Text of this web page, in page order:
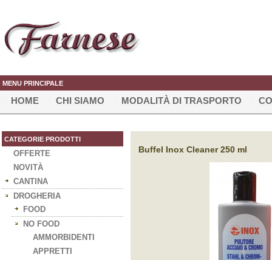
MENU PRINCIPALE
HOME CHI SIAMO MODALITÀ DI TRASPORTO
CATEGORIE PRODOTTI
OFFERTE
NOVITÀ
CANTINA
DROGHERIA
FOOD
NO FOOD
AMMORBIDENTI
APPRETTI
Buffel Inox Cleaner 250 ml